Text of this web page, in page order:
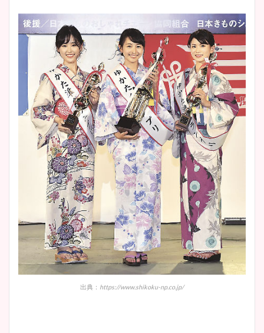
出典： https://www.shikoku-np.co.jp/